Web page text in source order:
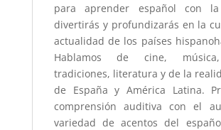
para aprender español con
divertirás y profundizarás en la
actualidad de los países
Hablamos de cine,
tradiciones, literatura y de la
de España y América Latina.
comprensión auditiva con el
variedad de acentos del